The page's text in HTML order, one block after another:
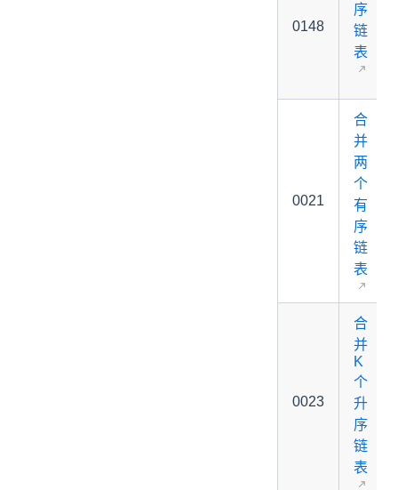
0148
序
链
表
0021
合
并
两
个
有
序
链
表
0023
合
并
K
个
升
序
链
表